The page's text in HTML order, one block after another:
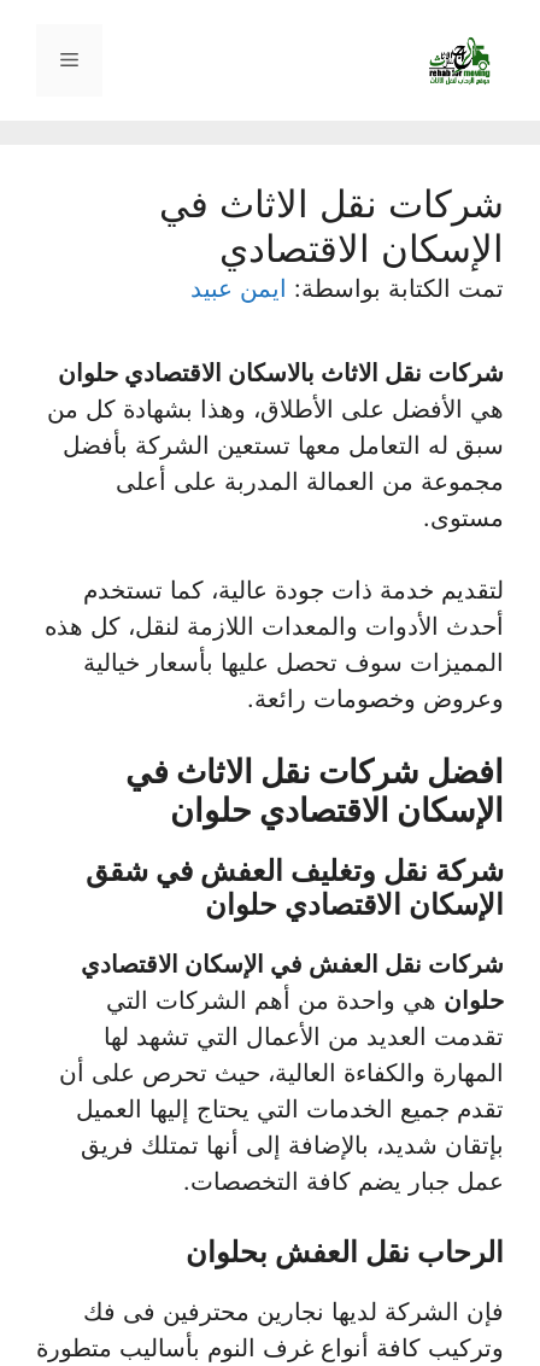
المحتوى
القائمة
شركات نقل الاثاث في
الإسكان الاقتصادي
تمت الكتابة بواسطة: ايمن عبيد
شركات نقل الاثاث بالاسكان الاقتصادي حلوان
هي الأفضل على الأطلاق، وهذا بشهادة كل من
سبق له التعامل معها تستعين الشركة بأفضل
مجموعة من العمالة المدربة على أعلى
مستوى.
لتقديم خدمة ذات جودة عالية، كما تستخدم
أحدث الأدوات والمعدات اللازمة لنقل، كل هذه
المميزات سوف تحصل عليها بأسعار خيالية
وعروض وخصومات رائعة.
افضل شركات نقل الاثاث في
الإسكان الاقتصادي حلوان
شركة نقل وتغليف العفش في شقق
الإسكان الاقتصادي حلوان
شركات نقل العفش في الإسكان الاقتصادي
حلوان هي واحدة من أهم الشركات التي
تقدمت العديد من الأعمال التي تشهد لها
المهارة والكفاءة العالية، حيث تحرص على أن
تقدم جميع الخدمات التي يحتاج إليها العميل
بإتقان شديد، بالإضافة إلى أنها تمتلك فريق
عمل جبار يضم كافة التخصصات.
الرحاب نقل العفش بحلوان
فإن الشركة لديها نجارين محترفين فى فك
وتركيب كافة أنواع غرف النوم بأساليب متطورة